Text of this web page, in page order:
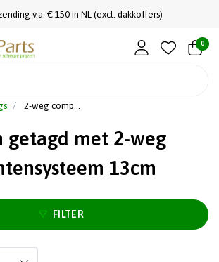
v.a. € 150 in NL (excl. dakkoffers)
0
2-weg componentensysteem 13cm
getagd met 2-weg
13cm
FILTER